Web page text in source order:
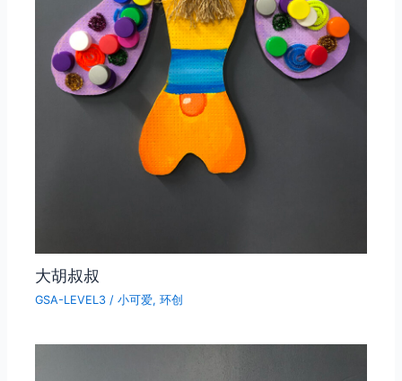
大胡叔叔
GSA-LEVEL3 /小可爱,环创